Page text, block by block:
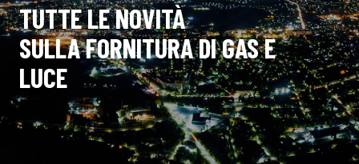
TUTTE LE NOVITÀ
SULLA FORNITURA DI GAS E
LUCE